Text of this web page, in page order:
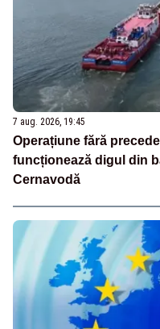
7 aug. 2026, 19:45
Operațiune fără
funcționează digul din
Cernavodă